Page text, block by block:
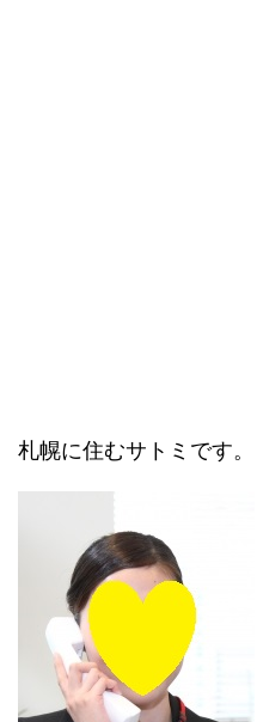
札幌に住むサトミです。